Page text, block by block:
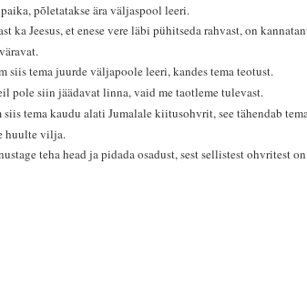
põletatakse ära väljaspool leeri.
ka Jeesus, et enese vere läbi pühitseda rahvast, on
siis tema juurde väljapoole leeri, kandes tema teotust.
pole siin jäädavat linna, vaid me taotleme tulevast.
tema kaudu alati Jumalale kiitusohvrit, see tähendab
huulte vilja.
teha head ja pidada osadust, sest sellistest ohvritest